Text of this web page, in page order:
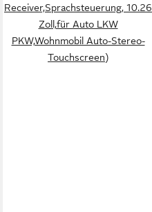
Receiver,Sprachsteuerung, 10.26
Zoll,für Auto LKW
PKW,Wohnmobil Auto-Stereo-
Touchscreen)